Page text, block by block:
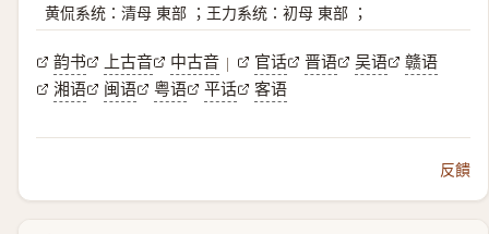
黄侃系统：清母 東部 ；王力系统：初母 東部 ；
韵书 上古音 中古音 | 官话 晋语 吴语
赣语
湘语
闽语 粤语 平话 客语
反饋